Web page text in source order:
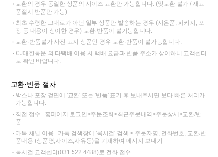
교환의 경우 동일한 상품의 사이즈 교환만 가능합니다. (맞교환 불가 / 재고
품절시 반품만 가능)
최초 수령한 그대로가 아닌 일부 상품만 발송하는 경우 (사은품, 패키지, 포
장 등 내용이 상이한 경우) 교환·반품이 불가능합니다.
교환·반품불가 사전 고지 상품인 경우 교환·반품이 불가능합니다.
CJ대한통운 외 타택배 이용 시 택배 요금과 반품 주소가 상이하니 고객센터
로 확인 바랍니다.
교환·반품 절차
박스나 포장 겉면에 '교환' 또는 '반품' 표기 후 보내주시면 보다 빠른 처리가
가능합니다.
직접 접수 : 홈페이지 로그인>주문조회>최근주문내역>주문상세>교환/반
품
카톡 채널 이용 : 카톡 검색창에 '록시걸' 검색 > 주문자명, 전화번호, 교환/반
품내용 (상품명,사이즈,사유등)을 기재하여 메시지 보내기
록시걸 고객센터(031.522.4488)로 전화 접수